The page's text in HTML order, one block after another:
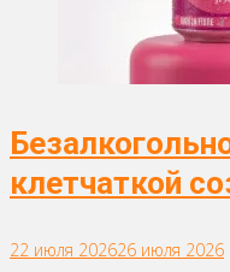
клетчаткой
22 июля 202626 июля 2026